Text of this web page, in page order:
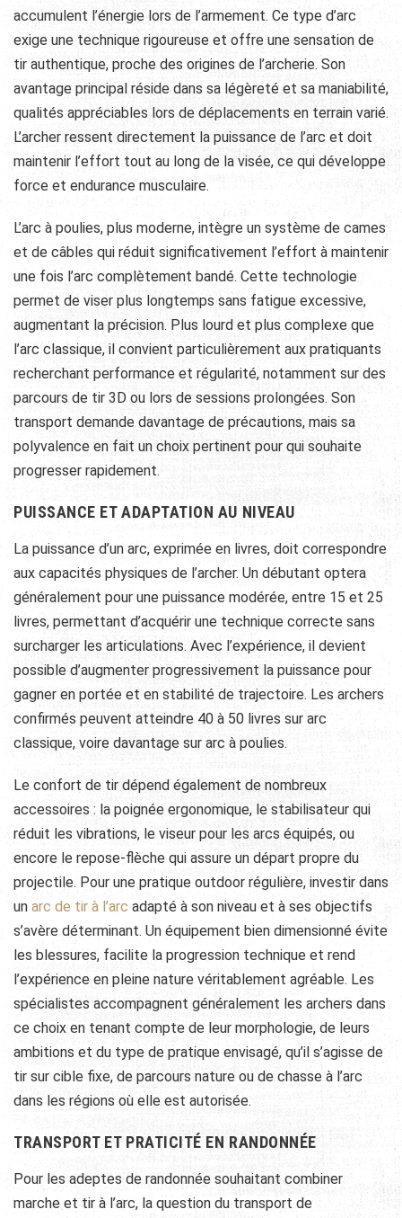
accumulent l’énergie lors de l’armement. Ce type d’arc
exige une technique rigoureuse et offre une sensation de
tir authentique, proche des origines de l’archerie. Son
avantage principal réside dans sa légèreté et sa maniabilité,
qualités appréciables lors de déplacements en terrain varié.
L’archer ressent directement la puissance de l’arc et doit
maintenir l’effort tout au long de la visée, ce qui développe
force et endurance musculaire.
L’arc à poulies, plus moderne, intègre un système de cames
et de câbles qui réduit significativement l’effort à maintenir
une fois l’arc complètement bandé. Cette technologie
permet de viser plus longtemps sans fatigue excessive,
augmentant la précision. Plus lourd et plus complexe que
l’arc classique, il convient particulièrement aux pratiquants
recherchant performance et régularité, notamment sur des
parcours de tir 3D ou lors de sessions prolongées. Son
transport demande davantage de précautions, mais sa
polyvalence en fait un choix pertinent pour qui souhaite
progresser rapidement.
PUISSANCE ET ADAPTATION AU NIVEAU
La puissance d’un arc, exprimée en livres, doit correspondre
aux capacités physiques de l’archer. Un débutant optera
généralement pour une puissance modérée, entre 15 et 25
livres, permettant d’acquérir une technique correcte sans
surcharger les articulations. Avec l’expérience, il devient
possible d’augmenter progressivement la puissance pour
gagner en portée et en stabilité de trajectoire. Les archers
confirmés peuvent atteindre 40 à 50 livres sur arc
classique, voire davantage sur arc à poulies.
Le confort de tir dépend également de nombreux
accessoires : la poignée ergonomique, le stabilisateur qui
réduit les vibrations, le viseur pour les arcs équipés, ou
encore le repose-flèche qui assure un départ propre du
projectile. Pour une pratique outdoor régulière, investir dans
un arc de tir à l’arc adapté à son niveau et à ses objectifs
s’avère déterminant. Un équipement bien dimensionné évite
les blessures, facilite la progression technique et rend
l’expérience en pleine nature véritablement agréable. Les
spécialistes accompagnent généralement les archers dans
ce choix en tenant compte de leur morphologie, de leurs
ambitions et du type de pratique envisagé, qu’il s’agisse de
tir sur cible fixe, de parcours nature ou de chasse à l’arc
dans les régions où elle est autorisée.
TRANSPORT ET PRATICITÉ EN RANDONNÉE
Pour les adeptes de randonnée souhaitant combiner
marche et tir à l’arc, la question du transport de